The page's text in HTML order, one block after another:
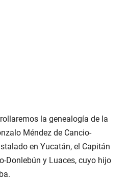
la genealogía de la
Méndez de Cancio-
en Yucatán, el Capitán
Donlebún y Luaces, cuyo hijo